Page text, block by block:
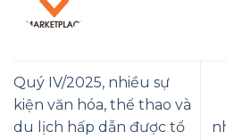
Quý IV/2025, nhiều sự
kiện văn hóa, thể thao và
du lịch hấp dẫn được tổ